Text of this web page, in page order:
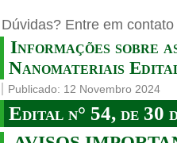
Dúvidas? Entre em
Informações sobre
Nanomateriais
Publicado: 12 Novembro 2024
Edital n° 54, de 30